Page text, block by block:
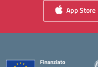
App Store